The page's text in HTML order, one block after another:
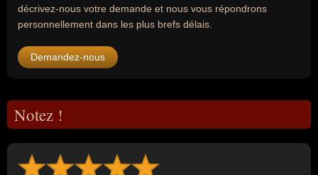
décrivez-nous votre demande et nous vous répondrons
personnellement dans les plus brefs délais.
Demandez-nous
Notez !